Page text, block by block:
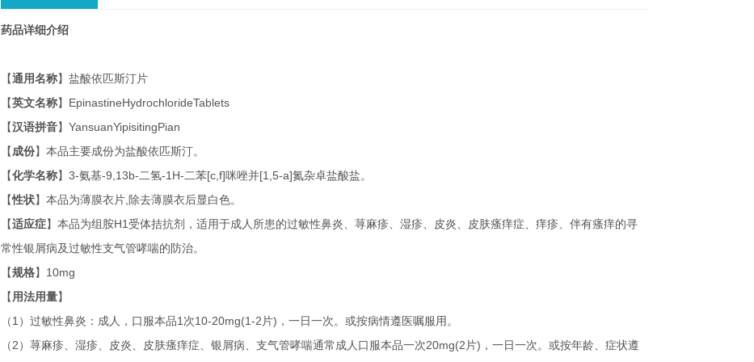
药品详细介绍
【通用名称】盐酸依匹斯汀片
【英文名称】 EpinastineHydrochlorideTablets
【汉语拼音】 YansuanYipisitingPian
【成份】本品主要成份为盐酸依匹斯汀。
【化学名称】 3-氨基-9,13b-二氢-1H-二苯[c,f]咪唑并[1,5-a]氮杂卓盐酸盐。
【性状】本品为薄膜衣片 除去薄膜衣后显白色。
【适应症】本品为组胺H1受体拮抗剂，适用于成人所患的过敏性鼻炎、荨麻疹、湿疹、皮炎、皮肤瘙痒症、痒疹、伴有瘙痒的寻
常性银屑病及过敏性支气管哮喘的防治。
【规格】 10mg
【用法用量】
（1 ）过敏性鼻炎：成人，口服本品1 次10-20mg(1-2 片) ，一日一次。或按病情遵医嘱服用。
（2）荨麻疹、湿疹、皮炎、皮肤瘙痒症、银屑病、支气管哮喘通常成人口服本品一次20mg(2 片) ，一日一次。或按年龄、症状遵